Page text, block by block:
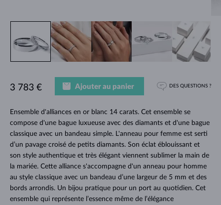
Ensemble d'alliances en or blanc 14 carats. Cet ensemble se
compose d'une bague luxueuse avec des diamants et d'une bague
classique avec un bandeau simple. L'anneau pour femme est serti
d’un pavage croisé de petits diamants. Son éclat éblouissant et
son style authentique et très élégant viennent sublimer la main de
la mariée. Cette alliance s'accompagne d'un anneau pour homme
au style classique avec un bandeau d’une largeur de 5 mm et des
bords arrondis. Un bijou pratique pour un port au quotidien. Cet
ensemble qui représente l’essence même de l’élégance
3 783 € Ajouter au panier DES QUESTIONS ?